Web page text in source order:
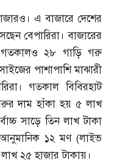
এ বাজারে দেশের
বেপারিরা। বাজারের
গতকালও ২৮ গাড়ি গরু
পাশাপাশি মাঝারী
গতকাল বিবিরহাট
দাম হাঁকা হয় ৫ লাখ
সাড়ে তিন লাখ টাকা
১২ মণ (লাইভ
২৫ হাজার টাকায়।